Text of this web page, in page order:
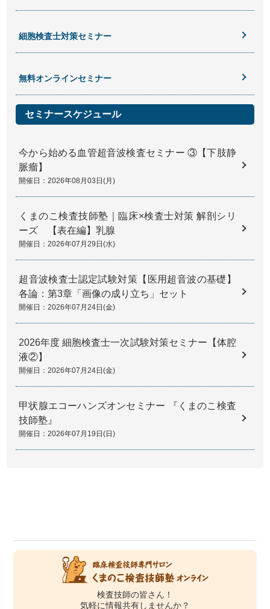
細胞検査士対策セミナー
無料オンラインセミナー
セミナースケジュール
今から始める血管超音波検査セミナー ③【下肢静
脈瘤】
開催日：2026年08月03日(月)
くまのこ検査技師塾｜臨床×検査士対策 解剖シリ
ーズ 【表在編】乳腺
開催日：2026年07月29日(水)
超音波検査士認定試験対策【医用超音波の基礎】
各論：第3章「画像の成り立ち」セット
開催日：2026年07月24日(金)
2026年度 細胞検査士一次試験対策セミナー【体腔
液②】
開催日：2026年07月24日(金)
甲状腺エコーハンズオンセミナー 『くまのこ検査
技師塾』
開催日：2026年07月19日(日)
検査技師の皆さん！
気軽に情報共有しませんか？